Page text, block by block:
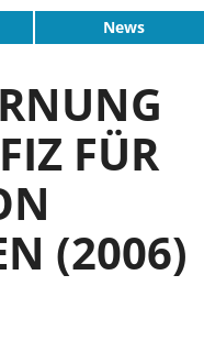
News
FÜR
(2006)